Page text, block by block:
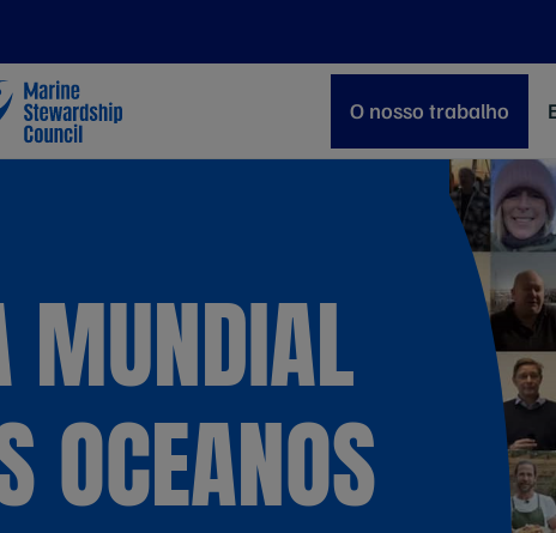
O nosso trabalho
MUNDIAL
OCEANOS